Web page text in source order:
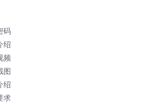
码
绍
频
图
绍
求